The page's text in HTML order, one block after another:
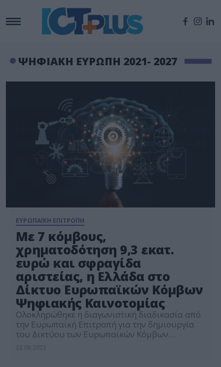
ΨΗΦΙΑΚΗ ΕΥΡΩΠΗ 2021- 2027
ΕΥΡΩΠΑΪΚΗ ΕΠΙΤΡΟΠΗ
Με 7 κόμβους,
χρηματοδότηση 9,3 εκατ.
ευρώ και σφραγίδα
αριστείας, η Ελλάδα στο
Δίκτυο Ευρωπαϊκών Κόμβων
Ψηφιακής Καινοτομίας
Ολοκληρώθηκε η διαγωνιστική διαδικασία από
την Ευρωπαϊκή Επιτροπή για την δημιουργία
του Δικτύου των Ευρωπαϊκών Κόμβων